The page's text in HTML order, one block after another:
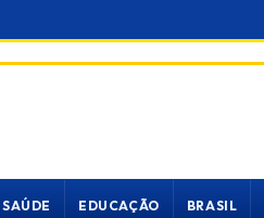
SAÚDE EDUCAÇÃO BRASIL